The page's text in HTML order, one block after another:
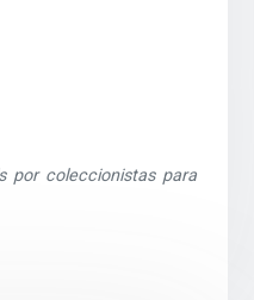
por coleccionistas para